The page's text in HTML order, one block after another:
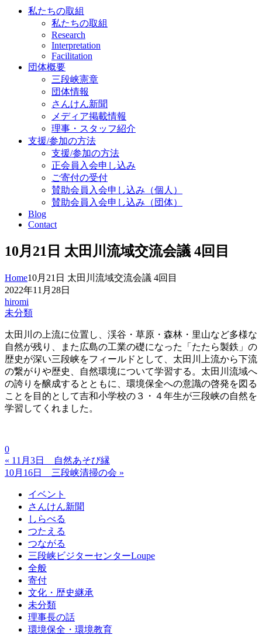
私たちの取組
私たちの取組
Research
Interpretation
Facilitation
団体概要
三段峡憲章
団体情報
さんけん新聞
メディア掲載情報
理事・スタッフ紹介
支援/参加の方法
支援/参加の方法
正会員入会申し込み
ご寄付の受付
賛助会員入会申し込み（個人）
賛助会員入会申し込み（団体）
Blog
Contact
10月21日 太田川流域交流会議 4回目
Home10月21日 太田川流域交流会議 4回目
2022年11月28日
hiromi
未分類
太田川の上流に位置し、渓谷・草原・森林・里山など多様な
自然が残り、また広島の工業の礎になった「たたら製鉄」の
歴史が深い三段峡をフィールドとして、太田川上流から下流
の繋がりや歴史、自然環境について学習する。太田川流域へ
の誇りを醸成するとともに、環境保全への意識の啓発を図る
ことを目的として吉和小学校の３・４年生が三段峡の自然を
学習してくれました。
0
« 11月3日 自然あそび縁
10月16日 三段峡清掃の会 »
イベント
さんけん新聞
しらべる
つたえる
つながる
三段峡ビジターセンターLoupe
全般
寄付
文化・歴史継承
未分類
理事長の話
環境保全・環境教育